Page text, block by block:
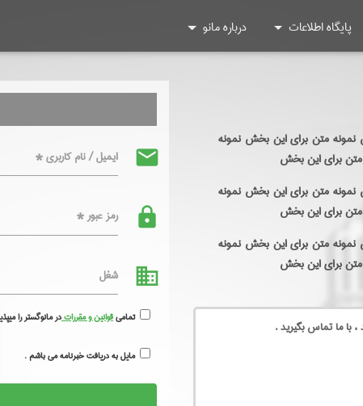
پایگاه اطلاعات درباره مانو
متن برای این بخش نمونه
برای این بخش
متن برای این بخش نمونه
برای این بخش
متن برای این بخش نمونه
برای این بخش
با ما تماس بگیرید .
mail ایمیل / نام کاربری *
lock رمز عبور *
business شغل
تمامیقوانین و مقرراتدر مانوگستر را
مایل به دریافت خبرنامه می باشم .